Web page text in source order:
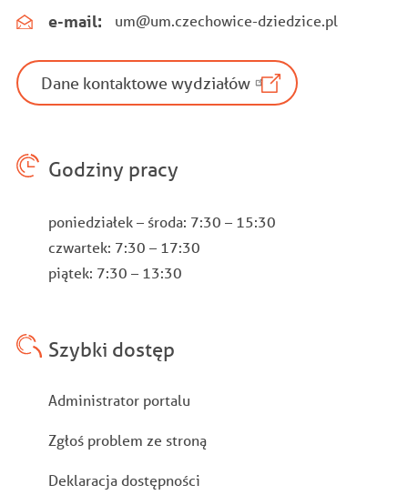
e-mail: um@um.czechowice-dziedzice.pl
Dane kontaktowe wydziałów
Godziny pracy
poniedziałek – środa: 7:30 – 15:30
czwartek: 7:30 – 17:30
piątek: 7:30 – 13:30
Szybki dostęp
Stopka
Administrator portalu
Zgłoś problem ze stroną
Deklaracja dostępności